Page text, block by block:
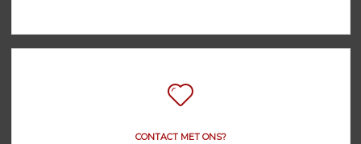
CONTACT MET ONS?